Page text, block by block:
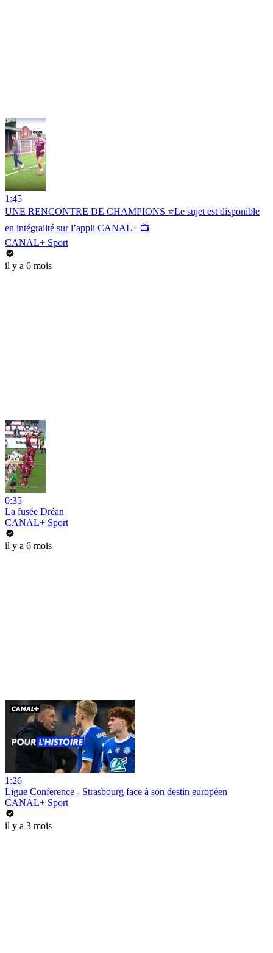
1:45
UNE RENCONTRE DE CHAMPIONS ⭐️Le sujet est disponible
en intégralité sur l’appli CANAL+ 📺
CANAL+ Sport
il y a 6 mois
0:35
La fusée Dréan
CANAL+ Sport
il y a 6 mois
1:26
Ligue Conference - Strasbourg face à son destin européen
CANAL+ Sport
il y a 3 mois